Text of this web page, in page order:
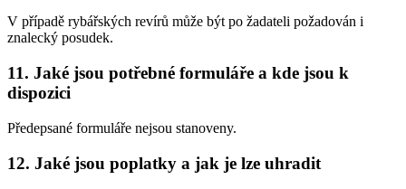
V případě rybářských revírů může být po žadateli požadován i
znalecký posudek.
11. Jaké jsou potřebné formuláře a kde jsou k
dispozici
Předepsané formuláře nejsou stanoveny.
12. Jaké jsou poplatky a jak je lze uhradit